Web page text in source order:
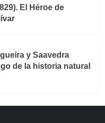
El Héroe de
y Saavedra
de la historia natural